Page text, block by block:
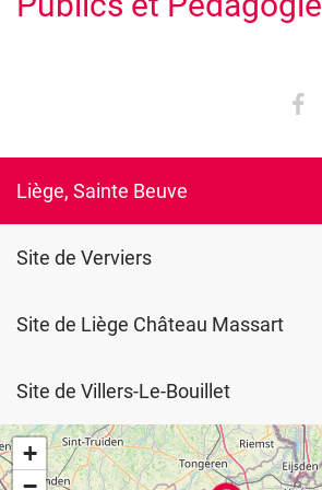
+
Liège, Sainte Beuve
Site de Verviers
Site de Liège Château Massart
Site de Villers-Le-Bouillet